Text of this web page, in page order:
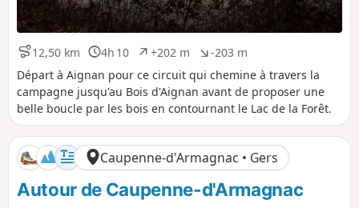
12,50 km
D
i
s
t
a
c
e
4h 10
D
u
r
e
+202 m
D
é
n
v
l
é
p
o
-203 m
D
é
n
v
l
é
n
é
Départ à Aignan pour ce circuit qui chemine à travers la
campagne jusqu'au Bois d'Aignan avant de proposer une
belle boucle par les bois en contournant le Lac de la Forêt.
Caupenne-d'Armagnac • Gers
Autour de Caupenne-d'Armagnac